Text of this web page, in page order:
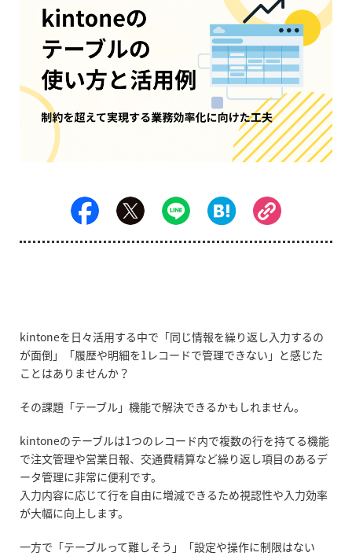
みやすい解析
kintoneを日々活用する中で「同じ情報を繰り返し入力するの
が面倒」「履歴や明細を1レコードで管理できない」と感じた
ことはありませんか？
その課題「テーブル」機能で解決できるかもしれません。
kintoneのテーブルは1つのレコード内で複数の行を持てる機能
で注文管理や営業日報、交通費精算など繰り返し項目のあるデ
ータ管理に非常に便利です。
入力内容に応じて行を自由に増減できるため視認性や入力効率
が大幅に向上します。
一方で「テーブルって難しそう」「設定や操作に制限はない